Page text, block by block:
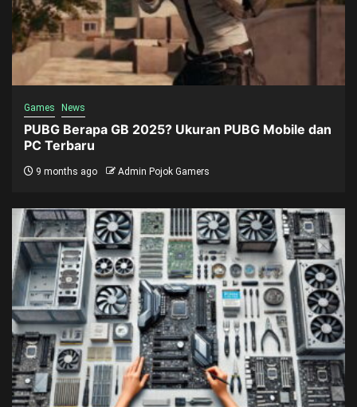
Games News
PUBG Berapa GB 2025? Ukuran PUBG Mobile dan
PC Terbaru
9 months ago Admin Pojok Gamers